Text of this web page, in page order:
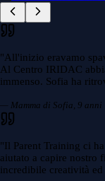
"All'inizio eravamo
Al Centro IRIDAC
immenso. Sofia ha
— Mamma di Sofia, 9 anni
"Il Parent Training ci
aiutato a capire nostro
incredibile creatività ed